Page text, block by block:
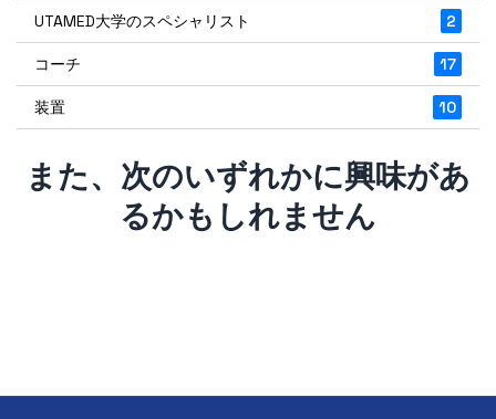
UTAMED大学のスペシャリスト 2
コーチ 17
装置 10
また、次のいずれかに興味があ
るかもしれません